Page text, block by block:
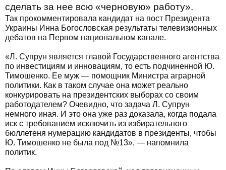
сделать за нее всю «черновую» работу».
Так прокомментировала кандидат на пост Президента
Украины Инна Богословская результаты телевизионных
дебатов на Первом национальном канале.
«Л. Супрун является главой Государственного агентства
по инвестициям и инновациям, то есть подчиненной Ю.
Тимошенко. Ее муж — помощник Министра аграрной
политики. Как в таком случае она может реально
конкурировать на президентских выборах со своим
работодателем? Очевидно, что задача Л. Супрун
немного иная. И это она уже раз доказала, когда подала
иск с требованием исключить из избирательного
бюллетеня нумерацию кандидатов в президенты, чтобы
Ю. Тимошенко не была под №13», — напомнила
политик.